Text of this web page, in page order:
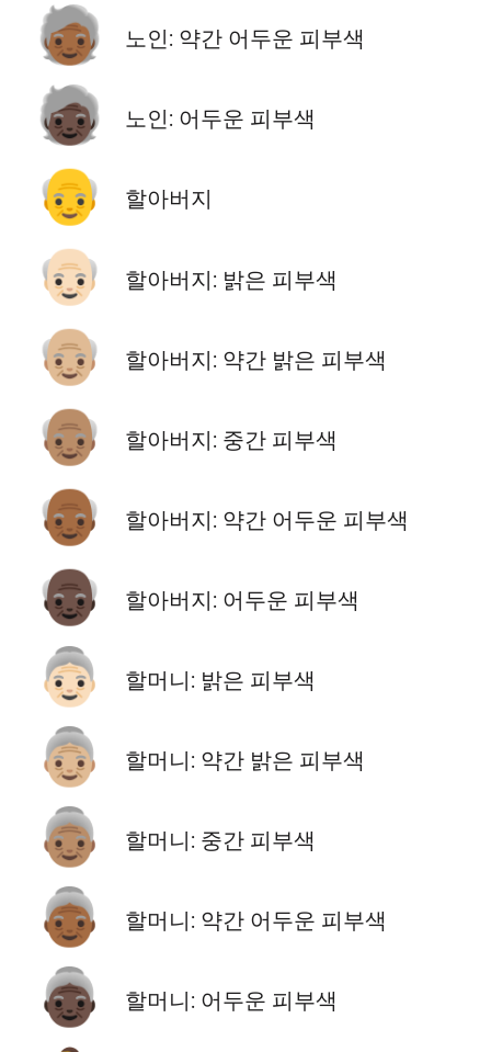
🧓🏾 노인: 약간 어두운 피부색
🧓🏿 노인: 어두운 피부색
👴 할아버지
👴🏻 할아버지: 밝은 피부색
👴🏼 할아버지: 약간 밝은 피부색
👴🏽 할아버지: 중간 피부색
👴🏾 할아버지: 약간 어두운 피부색
👴🏿 할아버지: 어두운 피부색
👵🏻 할머니: 밝은 피부색
👵🏼 할머니: 약간 밝은 피부색
👵🏽 할머니: 중간 피부색
👵🏾 할머니: 약간 어두운 피부색
👵🏿 할머니: 어두운 피부색